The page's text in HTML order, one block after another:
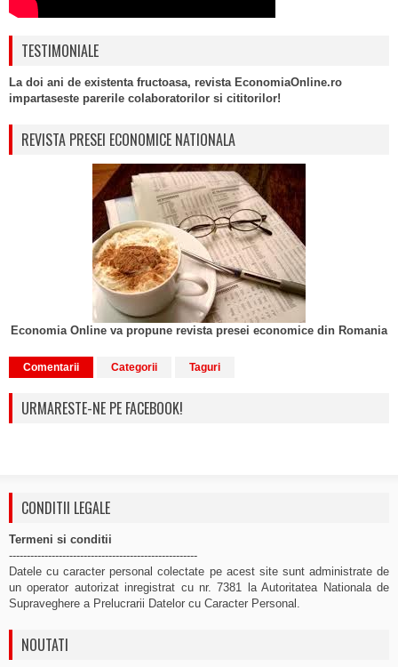
TESTIMONIALE
La doi ani de existenta fructoasa, revista EconomiaOnline.ro
impartaseste parerile colaboratorilor si cititorilor!
REVISTA PRESEI ECONOMICE NATIONALA
Economia Online va propune revista presei economice din Romania
Comentarii Categorii Taguri
URMARESTE-NE PE FACEBOOK!
CONDITII LEGALE
Termeni si conditii
-----------------------------------------------------
Datele cu caracter personal colectate pe acest site sunt administrate de
un operator autorizat inregistrat cu nr. 7381 la Autoritatea Nationala de
Supraveghere a Prelucrarii Datelor cu Caracter Personal.
NOUTATI